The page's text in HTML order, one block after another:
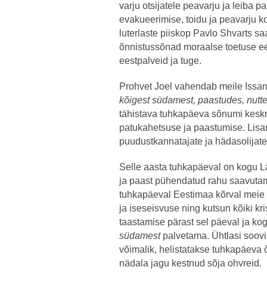
varju otsijatele peavarju ja leiba
evakueerimise, toidu ja peavarju
luterlaste piiskop Pavlo Shvarts
õnnistussõnad moraalse toetuse
eestpalveid ja tuge.
Prohvet Joel vahendab meile
kõigest südamest, paastudes,
tähistava tuhkapäeva sõnumi
patukahetsuse ja paastumise.
puudustkannatajate ja
Selle aasta tuhkapäeval on kogu
ja paast pühendatud rahu
tuhkapäeval Eestimaa kõrval
ja iseseisvuse ning kutsun kõiki
taastamise pärast sel päeval ja
südamestpalvetama. Ühtlasi
võimalik, helistatakse tuhkapäeva
nädala jagu kestnud sõja ohvreid.